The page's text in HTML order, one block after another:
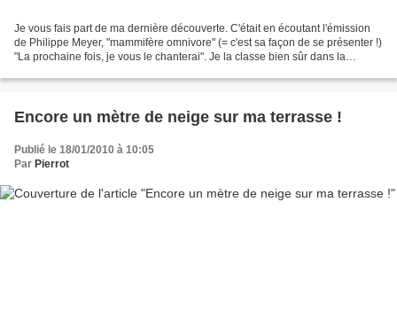
Je vous fais part de ma dernière découverte. C'était en écoutant l'émission
de Philippe Meyer, "mammifère omnivore" (= c'est sa façon de se présenter !)
"La prochaine fois, je vous le chanterai". Je la classe bien sûr dans la
Encore un mètre de neige sur ma terrasse !
Publié le 18/01/2010 à 10:05
Par Pierrot